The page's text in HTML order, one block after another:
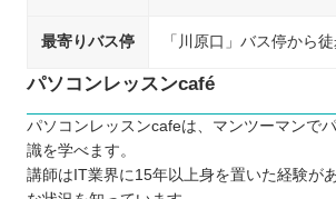
最寄りバス停 「川原口」バス停から
パソコンレッスンcafé
パソコンレッスンcafeは、マンツーマンで
識を学べます。
講師はIT業界に15年以上身を置いた経験が